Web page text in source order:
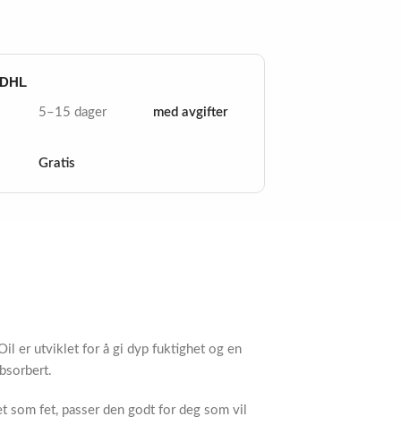
5–15 dager med avgifter
Gratis
er utviklet for å gi dyp fuktighet og en
fet, passer den godt for deg som vil